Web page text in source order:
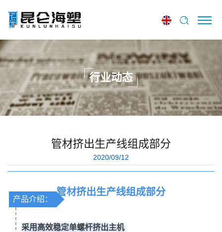
行业动态
管材挤出生产线组成部分
2020/09/12
管材挤出生产线组成部分
产品介绍：
采用高效稳定单螺杆挤出主机